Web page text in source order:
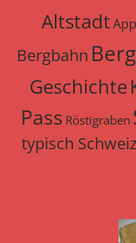
Altstadt
Bergbahn
Geschichte
Pass Röstigraben
typisch Schweiz